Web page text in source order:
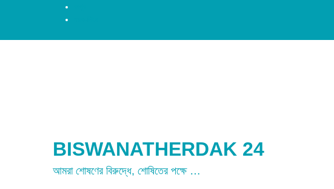
BISWANATHERDAK 24
আমরা শোষণের বিরুদ্ধে, শোষিতের পক্ষে …